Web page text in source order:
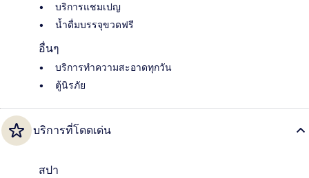
บริการแชมเปญ
น้ำดื่มบรรจุขวดฟรี
อื่นๆ
บริการทำความสะอาดทุกวัน
ตู้นิรภัย
บริการที่โดดเด่น
สปา